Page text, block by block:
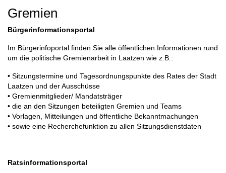
Gremien
Bürgerinformationsportal
Im Bürgerinfoportal finden Sie alle öffentlichen Informationen rund
um die politische Gremienarbeit in Laatzen wie z.B.:
• Sitzungstermine und Tagesordnungspunkte des Rates der Stadt
Laatzen und der Ausschüsse
• Gremienmitglieder/ Mandatsträger
• die an den Sitzungen beteiligten Gremien und Teams
• Vorlagen, Mitteilungen und öffentliche Bekanntmachungen
• sowie eine Recherchefunktion zu allen Sitzungsdienstdaten
Ratsinformationsportal